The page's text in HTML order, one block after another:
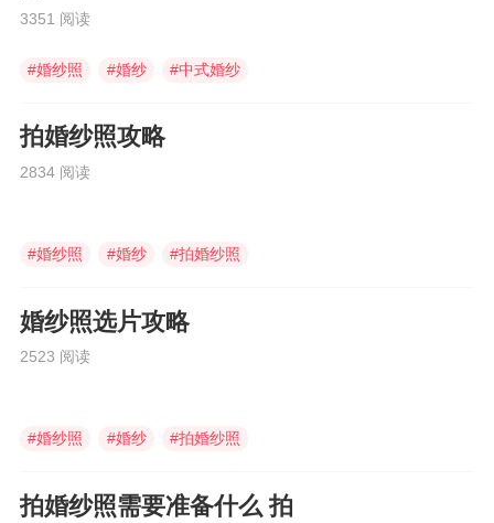
3351 阅读
#婚纱照 #婚纱 #中式婚纱
拍婚纱照攻略
2834 阅读
#婚纱照 #婚纱 #拍婚纱照
婚纱照选片攻略
2523 阅读
#婚纱照 #婚纱 #拍婚纱照
拍婚纱照需要准备什么 拍